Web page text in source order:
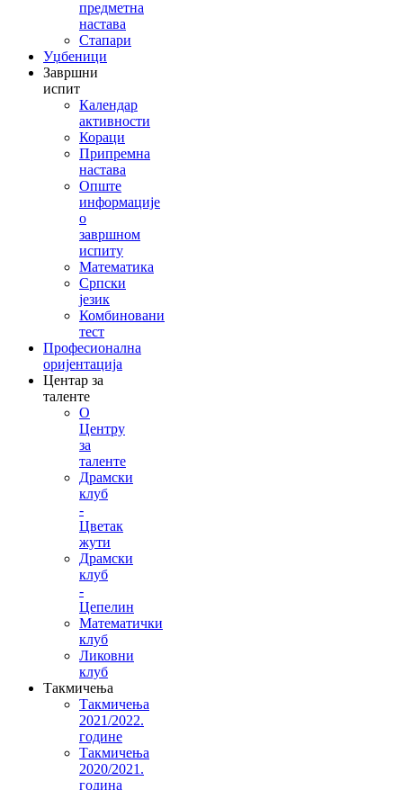
предметна
настава
Стапари
Уџбеници
Завршни
испит
Календар
активности
Кораци
Припремна
настава
Опште
информације
о
завршном
испиту
Математика
Српски
језик
Комбиновани
тест
Професионална
оријентација
Центар за
таленте
О
Центру
за
таленте
Драмски
клуб
-
Цветак
жути
Драмски
клуб
-
Цепелин
Математички
клуб
Ликовни
клуб
Такмичења
Такмичења
2021/2022.
године
Такмичења
2020/2021.
година